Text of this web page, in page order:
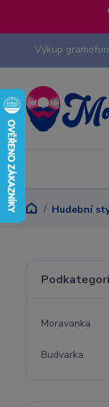
Výkup
Hudební
Moravanka
Budvarka